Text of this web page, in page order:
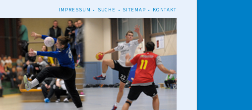
NAVIGATION
ÜBERSPRINGEN
IMPRESSUM SUCHE SITEMAP KONTAKT